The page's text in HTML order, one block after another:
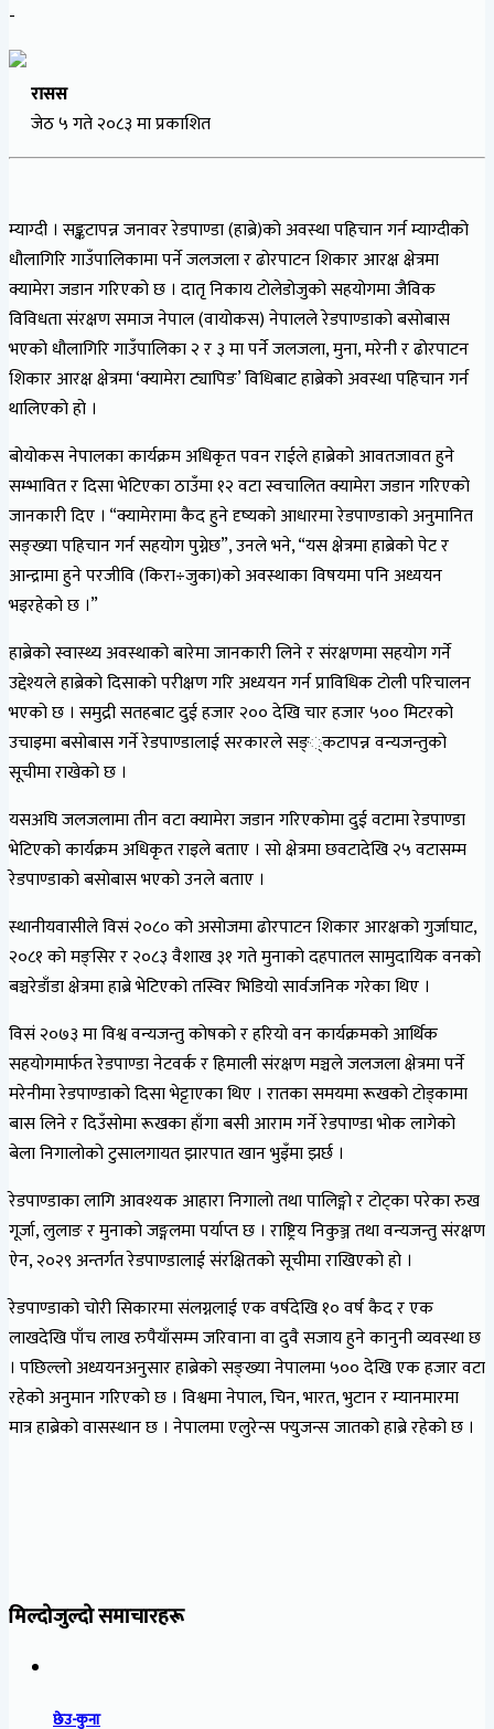
-
रासस
जेठ ५ गते २०८३ मा प्रकाशित
म्याग्दी । सङ्कटापन्न जनावर रेडपाण्डा (हाब्रे)को अवस्था पहिचान गर्न म्याग्दीको
धौलागिरि गाउँपालिकामा पर्ने जलजला र ढोरपाटन शिकार आरक्ष क्षेत्रमा
क्यामेरा जडान गरिएको छ । दातृ निकाय टोलेडोजुको सहयोगमा जैविक
विविधता संरक्षण समाज नेपाल (वायोकस) नेपालले रेडपाण्डाको बसोबास
भएको धौलागिरि गाउँपालिका २ र ३ मा पर्ने जलजला, मुना, मरेनी र ढोरपाटन
शिकार आरक्ष क्षेत्रमा ‘क्यामेरा ट्यापिङ’ विधिबाट हाब्रेको अवस्था पहिचान गर्न
थालिएको हो ।
बोयोकस नेपालका कार्यक्रम अधिकृत पवन राईले हाब्रेको आवतजावत हुने
सम्भावित र दिसा भेटिएका ठाउँमा १२ वटा स्वचालित क्यामेरा जडान गरिएको
जानकारी दिए । “क्यामेरामा कैद हुने दृष्यको आधारमा रेडपाण्डाको अनुमानित
सङ्ख्या पहिचान गर्न सहयोग पुग्नेछ”, उनले भने, “यस क्षेत्रमा हाब्रेको पेट र
आन्द्रामा हुने परजीवि (किरा÷जुका)को अवस्थाका विषयमा पनि अध्ययन
भइरहेको छ ।”
हाब्रेको स्वास्थ्य अवस्थाको बारेमा जानकारी लिने र संरक्षणमा सहयोग गर्ने
उद्देश्यले हाब्रेको दिसाको परीक्षण गरि अध्ययन गर्न प्राविधिक टोली परिचालन
भएको छ । समुद्री सतहबाट दुई हजार २०० देखि चार हजार ५०० मिटरको
उचाइमा बसोबास गर्ने रेडपाण्डालाई सरकारले सङ््कटापन्न वन्यजन्तुको
सूचीमा राखेको छ ।
यसअघि जलजलामा तीन वटा क्यामेरा जडान गरिएकोमा दुई वटामा रेडपाण्डा
भेटिएको कार्यक्रम अधिकृत राइले बताए । सो क्षेत्रमा छवटादेखि २५ वटासम्म
रेडपाण्डाको बसोबास भएको उनले बताए ।
स्थानीयवासीले विसं २०८० को असोजमा ढोरपाटन शिकार आरक्षको गुर्जाघाट,
२०८१ को मङ्सिर र २०८३ वैशाख ३१ गते मुनाको दहपातल सामुदायिक वनको
बञ्चरेडाँडा क्षेत्रमा हाब्रे भेटिएको तस्विर भिडियो सार्वजनिक गरेका थिए ।
विसं २०७३ मा विश्व वन्यजन्तु कोषको र हरियो वन कार्यक्रमको आर्थिक
सहयोगमार्फत रेडपाण्डा नेटवर्क र हिमाली संरक्षण मञ्चले जलजला क्षेत्रमा पर्ने
मरेनीमा रेडपाण्डाको दिसा भेट्टाएका थिए । रातका समयमा रूखको टोड्कामा
बास लिने र दिउँसोमा रूखका हाँगा बसी आराम गर्ने रेडपाण्डा भोक लागेको
बेला निगालोको टुसालगायत झारपात खान भुइँमा झर्छ ।
रेडपाण्डाका लागि आवश्यक आहारा निगालो तथा पालिङ्गो र टोट्का परेका रुख
गूर्जा, लुलाङ र मुनाको जङ्गलमा पर्याप्त छ । राष्ट्रिय निकुञ्ज तथा वन्यजन्तु संरक्षण
ऐन, २०२९ अन्तर्गत रेडपाण्डालाई संरक्षितको सूचीमा राखिएको हो ।
रेडपाण्डाको चोरी सिकारमा संलग्नलाई एक वर्षदेखि १० वर्ष कैद र एक
लाखदेखि पाँच लाख रुपैयाँसम्म जरिवाना वा दुवै सजाय हुने कानुनी व्यवस्था छ
। पछिल्लो अध्ययनअनुसार हाब्रेको सङ्ख्या नेपालमा ५०० देखि एक हजार वटा
रहेको अनुमान गरिएको छ । विश्वमा नेपाल, चिन, भारत, भुटान र म्यानमारमा
मात्र हाब्रेको वासस्थान छ । नेपालमा एलुरेन्स फ्युजन्स जातको हाब्रे रहेको छ ।
मिल्दोजुल्दो समाचारहरू
छेउ-कुना